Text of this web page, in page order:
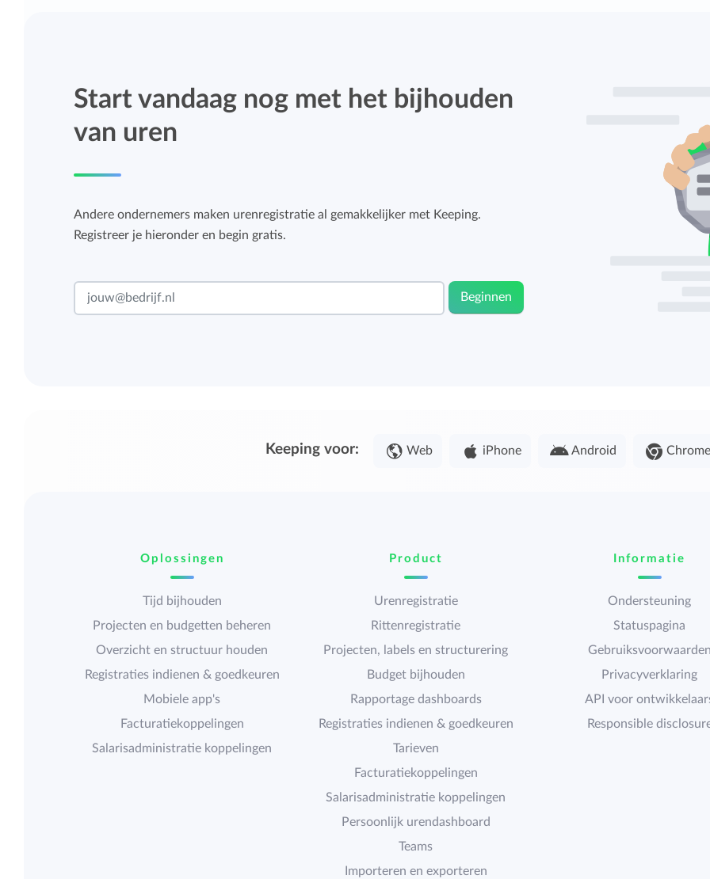
Start vandaag nog met het bijhouden
van uren
Andere ondernemers maken urenregistratie al gemakkelijker met Keeping.
Registreer je hieronder en begin gratis.
Beginnen
Keeping voor: Web iPhone Android Chrome
Oplossingen
Tijd bijhouden
Projecten en budgetten beheren
Overzicht en structuur houden
Registraties indienen & goedkeuren
Mobiele app's
Facturatiekoppelingen
Salarisadministratie koppelingen
Product
Urenregistratie
Rittenregistratie
Projecten, labels en structurering
Budget bijhouden
Rapportage dashboards
Registraties indienen & goedkeuren
Tarieven
Facturatiekoppelingen
Salarisadministratie koppelingen
Persoonlijk urendashboard
Teams
Importeren en exporteren
Informatie
Ondersteuning
Statuspagina
Privacyverklaring
API voor
Responsible